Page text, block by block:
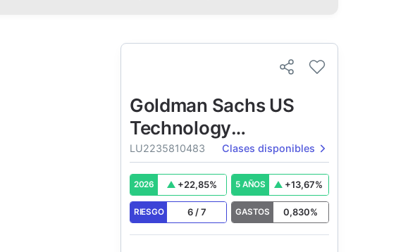
Goldman Sachs US
Technology
Opportunities Equity
Portfolio
LU2235810483 Clases disponibles
2026 +22,85% 5 AÑOS +13,67%
RIESGO 6/7 GASTOS 0,830%